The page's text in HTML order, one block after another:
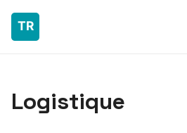
Logistique